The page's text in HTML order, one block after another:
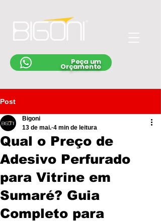
Peça um
Orçamento
Post
Qual o Preço de
Adesivo Perfurado
para Vitrine em
Sumaré? Guia
Completo para
Bigoni
13 de mai. 4 min de leitura